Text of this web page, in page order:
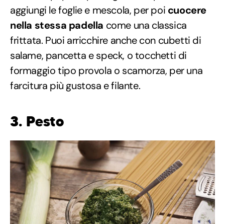
aggiungi le foglie e mescola, per poi cuocere
nella stessa padella come una classica
frittata. Puoi arricchire anche con cubetti di
salame, pancetta e speck, o tocchetti di
formaggio tipo provola o scamorza, per una
farcitura più gustosa e filante.
3. Pesto